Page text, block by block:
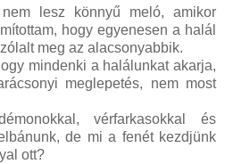
lesz könnyű meló, amikor
hogy egyenesen a halál
meg az alacsonyabbik.
mindenki a halálunkat akarja,
meglepetés, nem most
vérfarkasokkal és
de mi a fenét kezdjünk
ott?